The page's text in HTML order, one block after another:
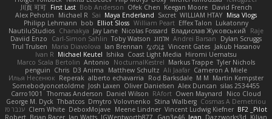
川頁 可可 First Last Bob Anderson Ofek Chen Keegan Moore David French
Alex Pehotin
Michael R Sai Maya Enderland Sxcret WILLIAM HTAY Misa Vlogs
Philipp Lehmann bob Elliot Sloss William Peart Effex Talon Lukatonny
NautiluStudios Chanakya Jay Lane Nicolas Fossard Владислав Жуковський
Raje
Daviid Enzo
Carl-Simon Sahlin Toby Watson אלמוג Andrei Barsan
Dylan Scruggs
Trul Trulsen
Maria Diavolova Ian Brennan なのは Vincent Gates Jakub Hasanov
Ivan R Michael Keutel Ishika Coast Light Media Hiromi Uematsu
Marco Scala Bertolin Antonio NocturnalKestrel Markus Trappe Tyler Nichols
penguin Chris D3 Anima Matthew Schultz Ali Jaafar Cameron A Miele
Илья Несенюк Reperak alberto echavarria Rod Barksdale M M Martin Kempster
Somebodyoncetoldme Josh Laxen Oliver Danielsen Alex Duncan silas 2534455
Carro1001
Thomas Anderson Daniel Wilson RAfort Owen Maynard
Nico Cloud
George M. Dyck Thbatcos Dmytro Volovnenko Stina Walberg Cosmas A Demetriou
ענבר פז Clem White DeboxMojave Meene Lindner Vincent Ludwig Kiefner BF2 _Pilot
Robert Brian Racer Ian Watts JGWentworth877 Gan3e46 Jean Dazzworks3d Kilian